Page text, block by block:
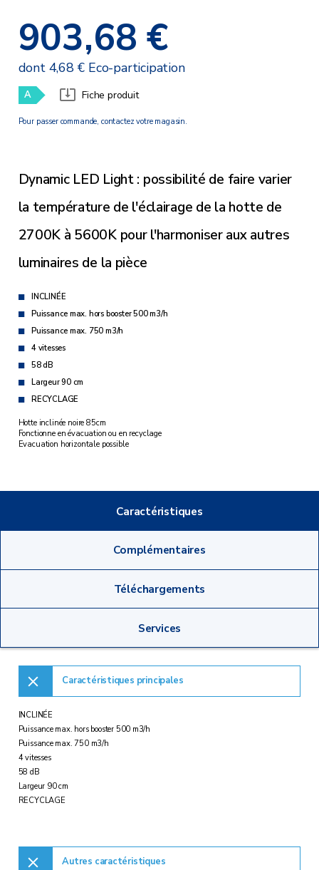
903,68 €
dont 4,68 € Eco-participation
A Fiche produit
Pour passer commande, contactez votre magasin.
Dynamic LED Light : possibilité de faire varier
la température de l'éclairage de la hotte de
2700K à 5600K pour l'harmoniser aux autres
luminaires de la pièce
INCLINÉE
Puissance max. hors booster 500 m3/h
Puissance max. 750 m3/h
4 vitesses
58 dB
Largeur 90 cm
RECYCLAGE
Hotte inclinée noire 85cm
Fonctionne en évacuation ou en recyclage
Evacuation horizontale possible
Caractéristiques
Complémentaires
Téléchargements
Services
Caractéristiques principales
INCLINÉE
Puissance max. hors booster 500 m3/h
Puissance max. 750 m3/h
4 vitesses
58 dB
Largeur 90 cm
RECYCLAGE
Autres caractéristiques